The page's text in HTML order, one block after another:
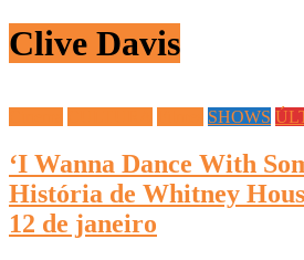
Clive Davis
SHOWS
‘I Wanna Dance With
História de Whitney
12 de janeiro